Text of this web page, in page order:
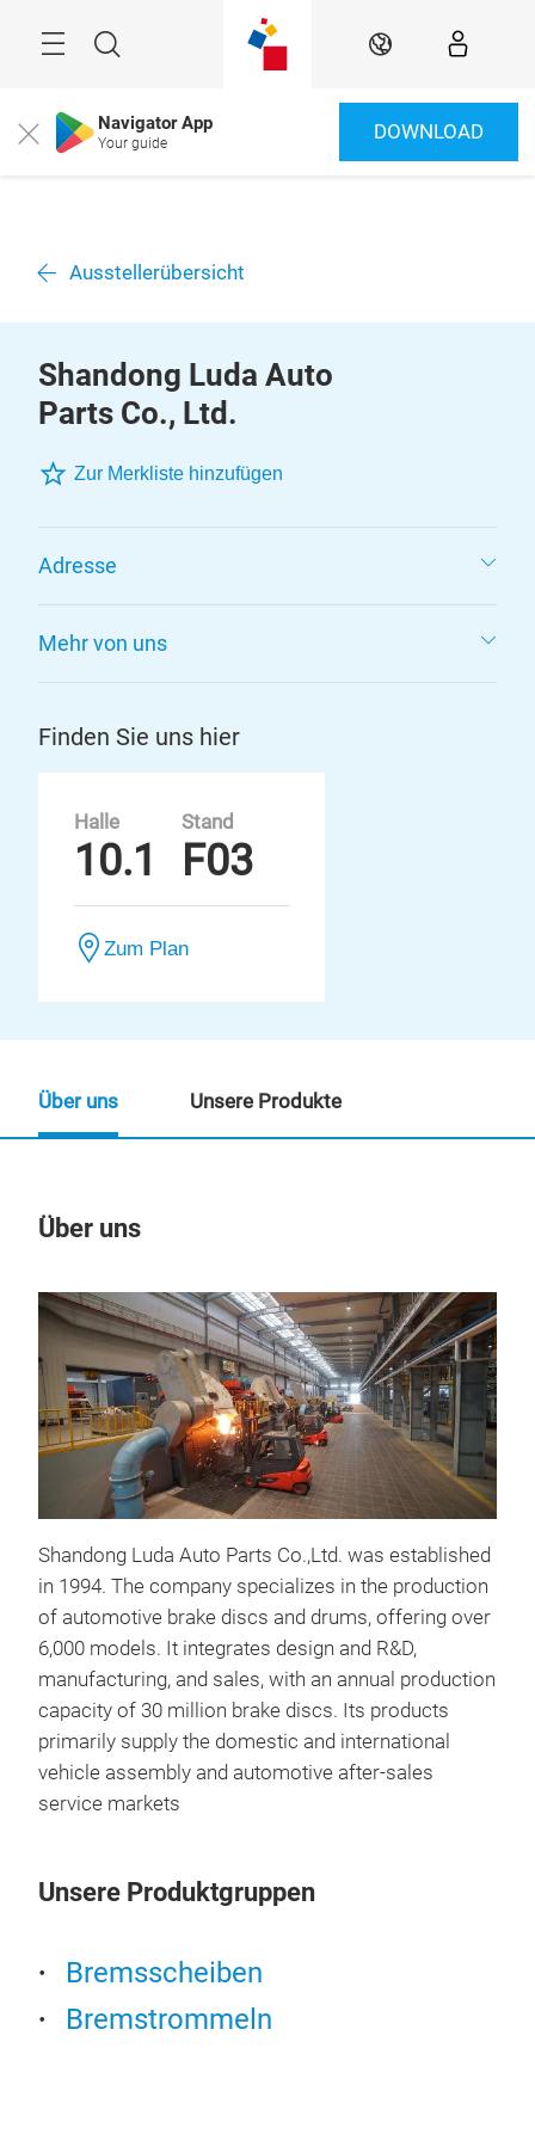
Suche DE
Close Navigator App
Your guide DOWNLOAD
Ausstellerübersicht
Shandong Luda Auto
Parts Co., Ltd.
Zur Merkliste hinzufügen
Adresse
Mehr von uns
Finden Sie uns hier
Halle
10.1
Stand
F03
Zum Plan
Über uns
Shandong Luda Auto Parts Co.,Ltd. was established
in 1994. The company specializes in the production
of automotive brake discs and drums, offering over
6,000 models. It integrates design and R&D,
manufacturing, and sales, with an annual production
capacity of 30 million brake discs. Its products
primarily supply the domestic and international
vehicle assembly and automotive after-sales
service markets
Unsere Produktgruppen
Bremsscheiben
Bremstrommeln
Über uns Unsere Produkte